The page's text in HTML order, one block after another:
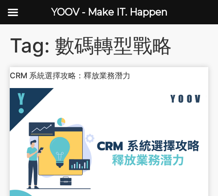
Tag: 數碼轉型戰略
CRM 系統選擇攻略：釋放業務潛力
YOOV - Make IT. Happen